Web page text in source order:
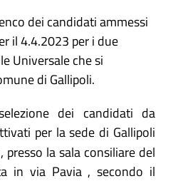
dei candidati ammessi
il 4.4.2023 per i due
Universale che si
di Gallipoli.
dei candidati da
per la sede di Gallipoli
, presso la sala consiliare del
in via Pavia , secondo il